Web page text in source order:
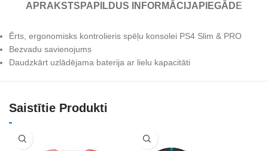
APRAKSTS PAPILDUS INFORMĀCIJA PIEGĀDE
Ērts, ergonomisks kontrolieris spēļu konsolei PS4 Slim & PRO
Bezvadu savienojums
Daudzkārt uzlādējama baterija ar lielu kapacitāti
Saistītie Produkti